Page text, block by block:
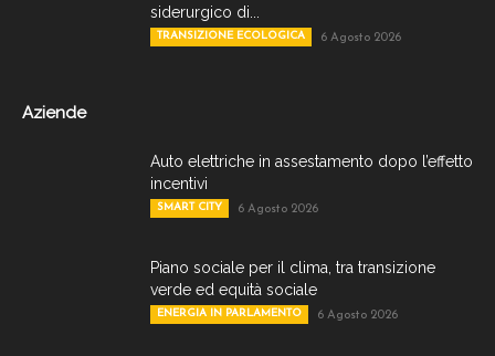
siderurgico di...
TRANSIZIONE ECOLOGICA 6 Agosto 2026
Aziende
Auto elettriche in assestamento dopo l’effetto
incentivi
SMART CITY 6 Agosto 2026
Piano sociale per il clima, tra transizione
verde ed equità sociale
ENERGIA IN PARLAMENTO 6 Agosto 2026